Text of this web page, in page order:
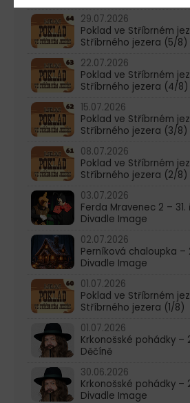
29.07.2026
Poklad ve Stříbrném
Stříbrného jezera (5/8)
22.07.2026
Poklad ve Stříbrném
Stříbrného jezera (4/8)
15.07.2026
Poklad ve Stříbrném
Stříbrného jezera (3/8)
08.07.2026
Poklad ve Stříbrném
Stříbrného jezera (2/8)
03.07.2026
Ferda Mravenec 2 –
Divadle Image
02.07.2026
Perníková chaloupka –
Divadle Image
01.07.2026
Poklad ve Stříbrném
Stříbrného jezera (1/8)
01.07.2026
Krkonošské pohádky –
Děčíně
30.06.2026
Krkonošské pohádky –
Divadle Image